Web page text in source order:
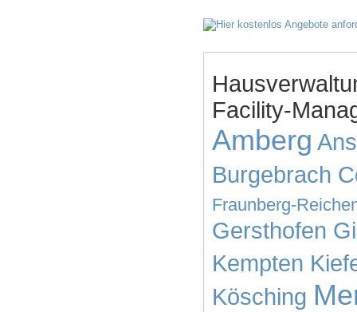
Facility-
Amberg
Burgebrach
Fraunberg-
Gersthofen
Kempten
Kösching